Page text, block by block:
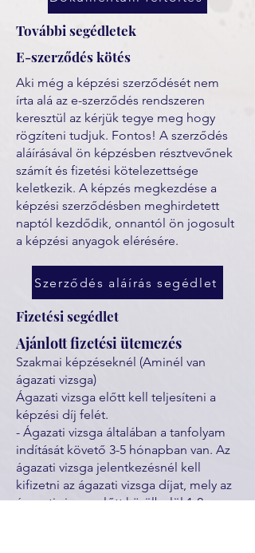
További segédletek
E-szerződés kötés
Aki még a képzési szerződését nem
írta alá az e-szerződés rendszeren
keresztül az kérjük tegye meg hogy
rögzíteni tudjuk. Fontos! A szerződés
aláírásával ön képzésben résztvevőnek
számít és fizetési kötelezettsége
keletkezik. A képzés megkezdése a
képzési szerződésben meghirdetett
naptól kezdődik, onnantól ön jogosult
a képzési anyagok elérésére.
Szerződés aláírás segédlet
Fizetési segédlet
Ajánlott fizetési ütemezés
Szakmai képzéseknél (Aminél van
ágazati vizsga)
Ágazati vizsga előtt kell teljesíteni a
képzési díj felét.
- Ágazati vizsga általában a tanfolyam
indítását követő 3-5 hónapban van. Az
ágazati vizsga jelentkezésnél kell
kifizetni az ágazati vizsga díjat, mely az
ágazati vizsga előtt körülbelül 1-2